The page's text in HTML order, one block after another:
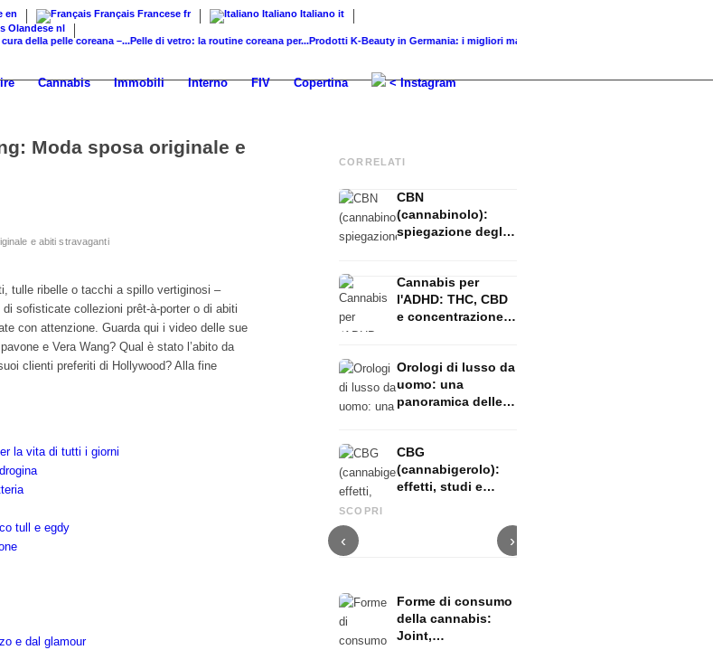
en Français Francese fr Italiano Italiano it
Olandese nl
pelle coreana –...Pelle di vetro: la routine coreana per...Prodotti K-Beauty in Germania: i migliori marchi...
Cannabis Immobili Interno FIV Copertina < Instagram
Moda sposa originale e
e abiti stravaganti
tulle ribelle o tacchi a spillo vertiginosi –
sofisticate collezioni prêt-à-porter o di abiti
con attenzione. Guarda qui i video delle sue
e Vera Wang? Qual è stato l’abito da
clienti preferiti di Hollywood? Alla fine
la vita di tutti i giorni
tull e egdy
e dal glamour
CORRELATI
CBN
(cannabinolo):
spiegazione degli
Cannabis per
l'ADHD: THC, CBD
e concentrazione -
Orologi di lusso da
uomo: una
panoramica delle
CBG
(cannabigerolo):
effetti, studi e
SCOPRI
‹
Decarbossilazione della
cannabis: attivazione del
›
Forme di consumo
della cannabis:
Joint,